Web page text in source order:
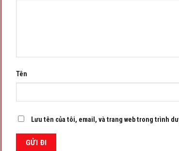
Tên
Lưu tên của tôi, email, và trang web trong trình